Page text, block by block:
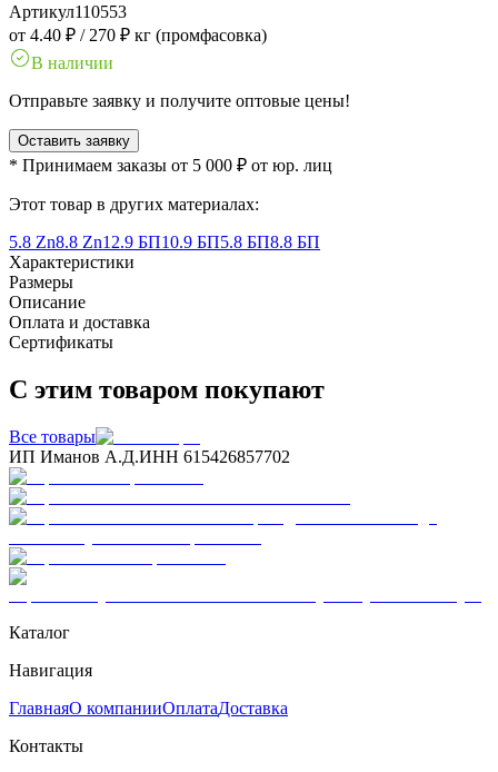
Артикул110553
от 4.40 ₽ / 270 ₽ кг (промфасовка)
В наличии
Отправьте заявку и получите оптовые цены!
Оставить заявку
* Принимаем заказы от 5 000 ₽ от юр. лиц
Этот товар в других материалах:
5.8 Zn8.8 Zn12.9 БП10.9 БП5.8 БП8.8 БП
Характеристики
Размеры
Описание
Оплата и доставка
Сертификаты
С этим товаром покупают
Все товары
ИП Иманов А.Д.ИНН 615426857702
Каталог
Навигация
ГлавнаяО компанииОплатаДоставка
Контакты